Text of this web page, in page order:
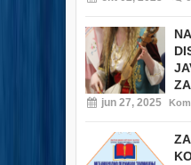
jun 27, 2025